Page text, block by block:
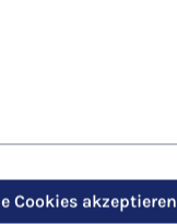
Cookies akzeptieren